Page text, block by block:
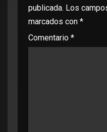
publicada. Los
marcados con *
Comentario *